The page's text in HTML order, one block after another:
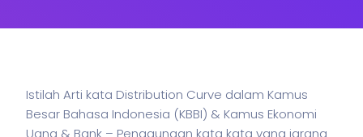
Istilah Arti kata Distribution Curve dalam Kamus
Besar Bahasa Indonesia (KBBI) & Kamus Ekonomi
Uang & Bank – Penggunaan kata kata yang jarang